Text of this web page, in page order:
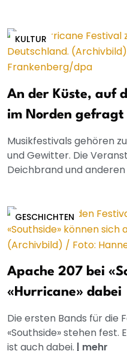
KULTUR
An der Küste, auf
im Norden gefragt
Musikfestivals gehören
und Gewitter. Die
Deichbrand und anderen
GESCHICHTEN
Apache 207 bei
«Hurricane» dabei
Die ersten Bands für die
«Southside» stehen fest.
ist auch dabei. | mehr